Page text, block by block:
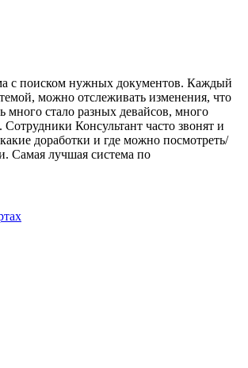
с поиском нужных документов. Каждый
можно отслеживать изменения, что
много стало разных девайсов, много
Консультант часто звонят и
доработки и где можно посмотреть/
Самая лучшая система по